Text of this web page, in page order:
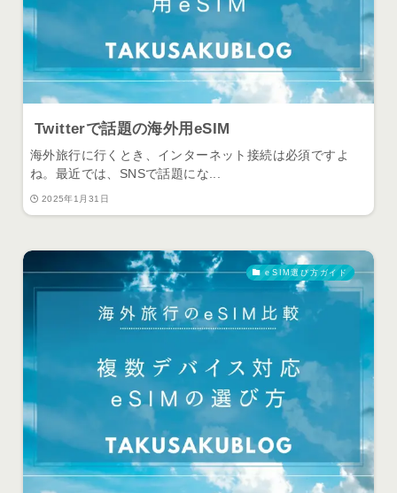
Twitterで話題の海外用eSIM
海外旅行に行くとき、インターネット接続は必須ですよ
ね。最近では、SNSで話題にな...
2025年1月31日
eSIM選び方ガイド